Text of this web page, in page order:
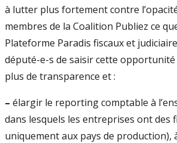
à lutter plus fortement contre
membres de la Coalition Publiez ce
Plateforme Paradis fiscaux et
député-e-s de saisir cette
plus de transparence et :
– élargir le reporting comptable à
dans lesquels les entreprises ont des
uniquement aux pays de production),